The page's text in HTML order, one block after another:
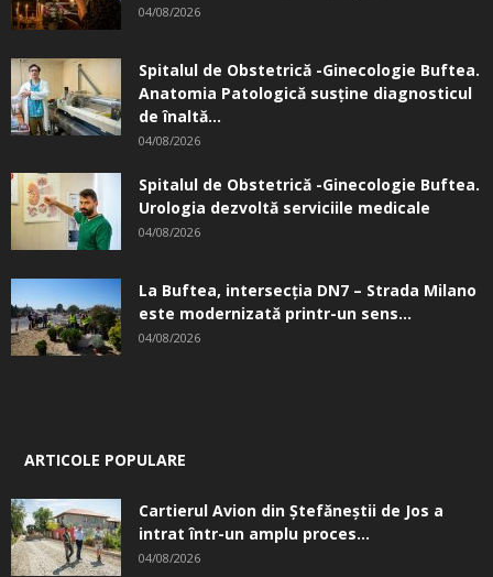
04/08/2026
Spitalul de Obstetrică -Ginecologie Buftea.
Anatomia Patologică susţine diagnosticul
de înaltă...
04/08/2026
Spitalul de Obstetrică -Ginecologie Buftea.
Urologia dezvoltă serviciile medicale
04/08/2026
La Buftea, intersecţia DN7 – Strada Milano
este modernizată printr-un sens...
04/08/2026
ARTICOLE POPULARE
Cartierul Avion din Ştefăneştii de Jos a
intrat într-un amplu proces...
04/08/2026